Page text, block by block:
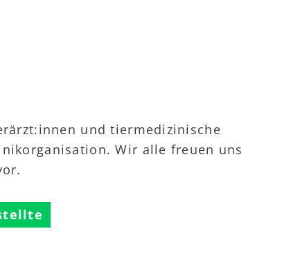
und tiermedizinische
Wir alle freuen uns